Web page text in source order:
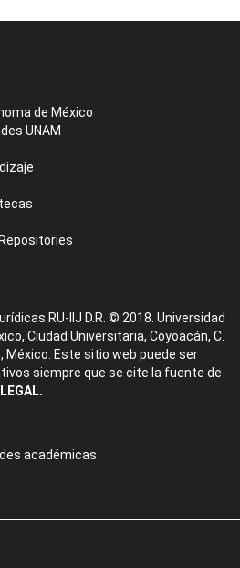
de México
UNAM
RU-IIJ D.R. © 2018. Universidad
Ciudad Universitaria, Coyoacán, C.
México. Este sitio web puede ser
siempre que se cite la fuente de
académicas